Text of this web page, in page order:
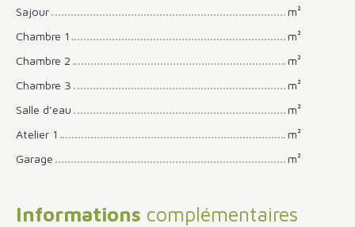
Sajour
m²
Chambre 1
m²
Chambre 2
m²
Chambre 3
m²
Salle d’eau
m²
Atelier 1
m²
Garage
m²
Informations complémentaires